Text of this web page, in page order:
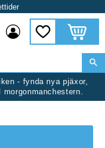
Favoriter
Kundvagn
- fynda nya pjäxor,